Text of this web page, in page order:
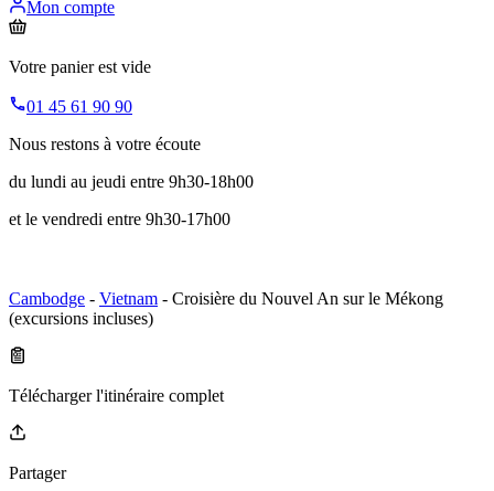
Mon compte
Votre panier est vide
01 45 61 90 90
Nous restons à votre écoute
du lundi au jeudi entre 9h30-18h00
et le vendredi entre 9h30-17h00
Cambodge - Vietnam - Croisière du Nouvel An sur le Mékong
(excursions incluses)
Télécharger l'itinéraire complet
Partager